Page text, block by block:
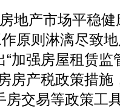
产市场平稳健
原则淋漓尽致
加强房屋租赁监
房产税政策措施
交易等政策工